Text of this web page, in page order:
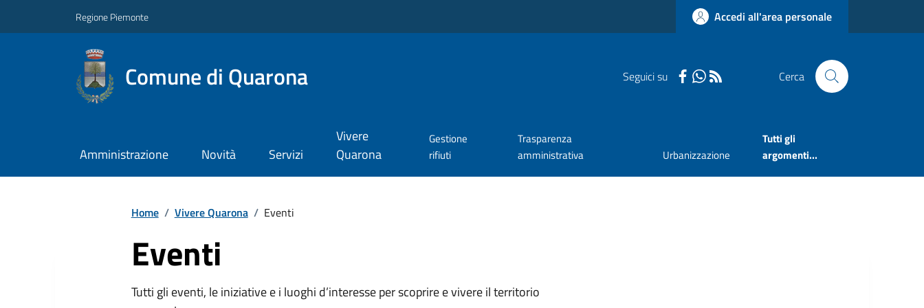
Regione Piemonte Accedi all'area personale
Comune di Quarona Seguici su Cerca
Amministrazione Novità Servizi
Vivere
Quarona
Gestione
rifiuti
Trasparenza
amministrativa
Urbanizzazione
Tutti gli
argomenti...
Home / Vivere Quarona / Eventi
Eventi
Tutti gli eventi, le iniziative e i luoghi d’interesse per scoprire e vivere il territorio